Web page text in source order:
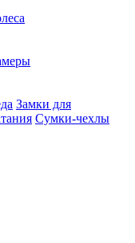
Замки для
Сумки-чехлы